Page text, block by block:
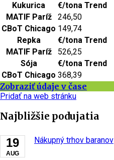
Kukurica
€/tona Trend
MATIF Paríž
246,50
CBoT Chicago 149,74
Repka
€/tona Trend
MATIF Paríž
526,25
Sója
€/tona Trend
CBoT Chicago 368,39
Zobraziť údaje v čase
Pridať na web stránku
Najbližšie podujatia
19
AUG
Nákupný trhov baranov